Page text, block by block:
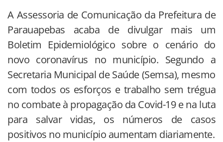
A Assessoria de Comunicação da Prefeitura de
Parauapebas acaba de divulgar mais um
Boletim Epidemiológico sobre o cenário do
novo coronavírus no município. Segundo a
Secretaria Municipal de Saúde (Semsa), mesmo
com todos os esforços e trabalho sem trégua
no combate à propagação da Covid-19 e na luta
para salvar vidas, os números de casos
positivos no município aumentam diariamente.